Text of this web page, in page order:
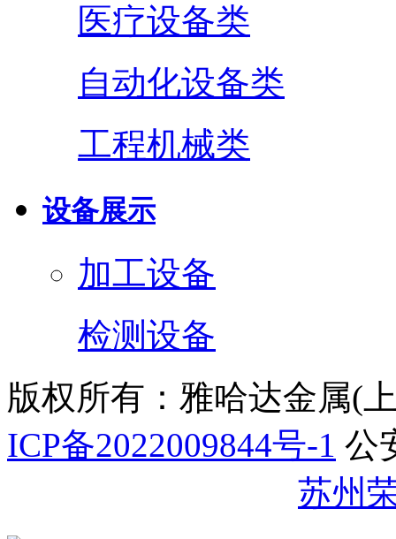
医疗设备类
自动化设备类
工程机械类
设备展示
加工设备
检测设备
版权所有：雅哈达金属(
ICP备2022009844号-1 公
苏州